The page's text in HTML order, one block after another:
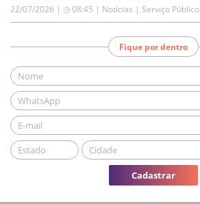
22/07/2026 | ◷ 08:45 | Notícias | Serviço Público
Fique por dentro
Cadastrar